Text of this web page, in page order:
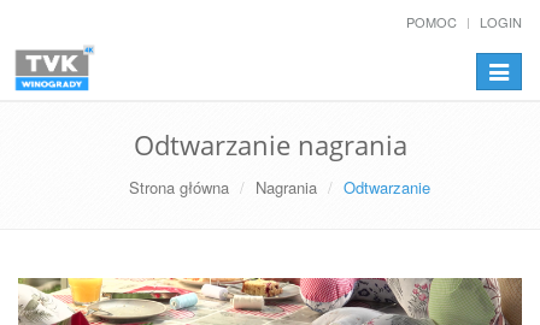
POMOC LOGIN
Odtwarzanie nagrania
Strona główna Nagrania Odtwarzanie